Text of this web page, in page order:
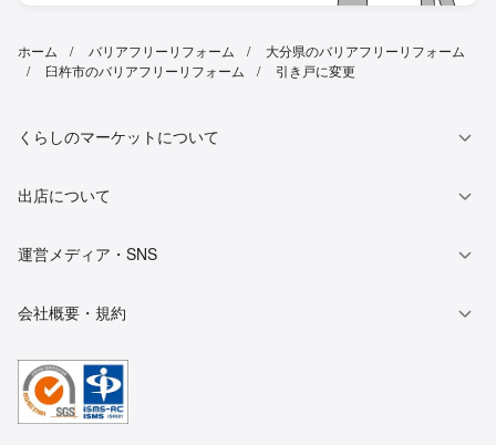
ホーム バリアフリーリフォーム
大分県のバリアフリーリフォーム
臼杵市のバリアフリーリフォーム
引き戸に変更
くらしのマーケットについて
出店について
運営メディア・SNS
会社概要・規約